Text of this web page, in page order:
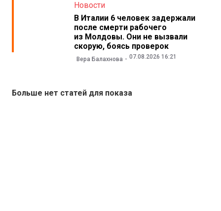
Новости
В Италии 6 человек задержали
после смерти рабочего
из Молдовы. Они не вызвали
скорую, боясь проверок
Вера Балахнова 07.08.2026 16:21
Больше нет статей для показа